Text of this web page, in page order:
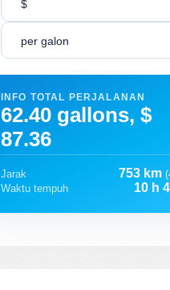
$
per galon
INFO TOTAL PERJALANAN
62.40 gallons, $
87.36
Jarak 753 km
Waktu tempuh
10 h